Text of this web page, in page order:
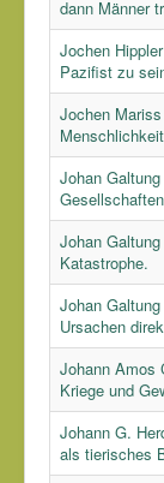
dann Männer
Jochen
Pazifist zu
Jochen
Johan
Johan
Katastrophe.
Johan
Ursachen
Johann Amos
Kriege und
Johann G.
als tierisches